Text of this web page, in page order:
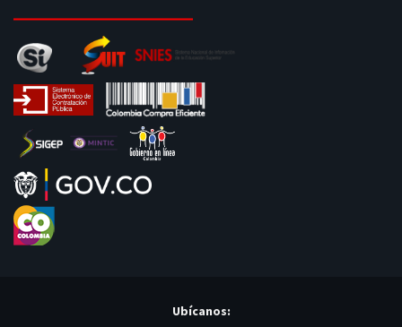
Ubícanos: